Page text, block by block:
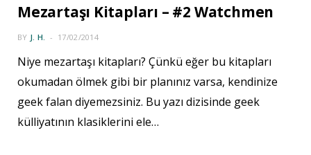
Mezartaşı Kitapları – #2 Watchmen
BY J. H. 17/02/2014
Niye mezartaşı kitapları? Çünkü eğer bu kitapları
okumadan ölmek gibi bir planınız varsa, kendinize
geek falan diyemezsiniz. Bu yazı dizisinde geek
külliyatının klasiklerini ele…